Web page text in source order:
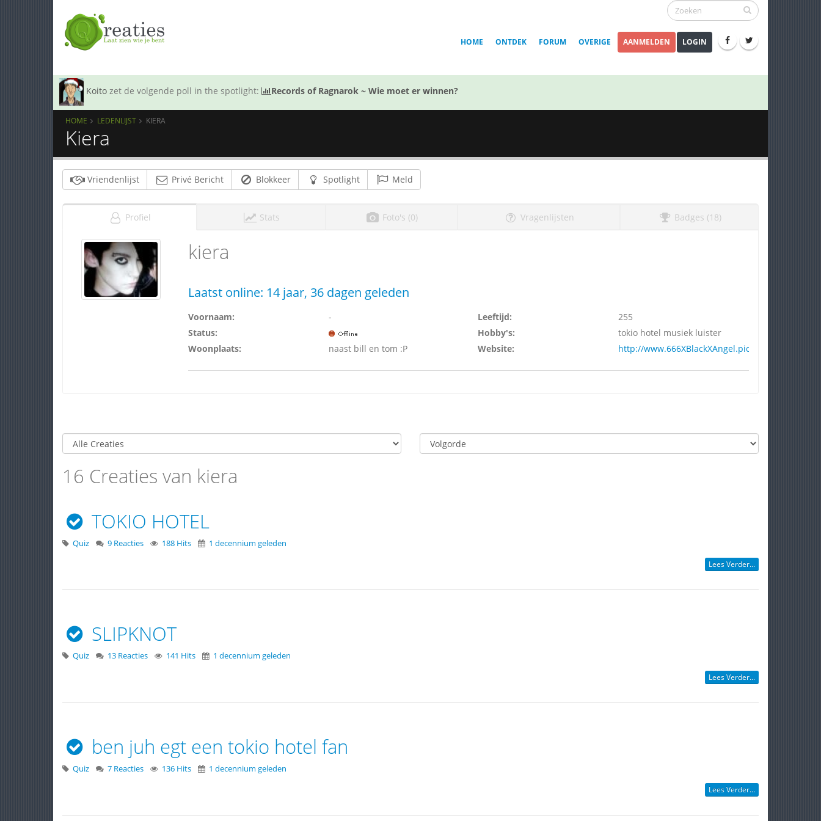
HOME ONTDEK FORUM OVERIGE AANMELDEN LOGIN
Koito zet de volgende poll in the spotlight: Records of Ragnarok ~ Wie moet er winnen?
HOME LEDENLIJST KIERA
Kiera
Vriendenlijst Privé Bericht Blokkeer Spotlight Meld
Profiel Stats Foto's (0) Vragenlijsten Badges (18)
kiera
Laatst online: 14 jaar, 36 dagen geleden
Voornaam:
-
Status:
Woonplaats:
naast bill en tom :P
Leeftijd:
255
Hobby's:
tokio hotel musiek luister
Website:
http://www.666XBlackXAngel.piczo.com
16 Creaties van kiera
TOKIO HOTEL
Quiz 9 Reacties 188 Hits 1 decennium geleden
Lees Verder...
SLIPKNOT
Quiz 13 Reacties 141 Hits 1 decennium geleden
Lees Verder...
ben juh egt een tokio hotel fan
Quiz 7 Reacties 136 Hits 1 decennium geleden
Lees Verder...